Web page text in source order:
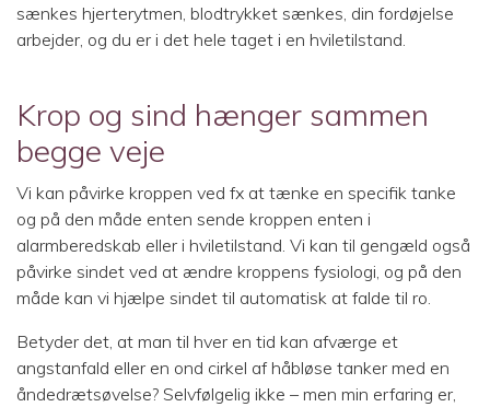
sænkes hjerterytmen, blodtrykket sænkes, din fordøjelse
arbejder, og du er i det hele taget i en hviletilstand.
Krop og sind hænger sammen
begge veje
Vi kan påvirke kroppen ved fx at tænke en specifik tanke
og på den måde enten sende kroppen enten i
alarmberedskab eller i hviletilstand. Vi kan til gengæld også
påvirke sindet ved at ændre kroppens fysiologi, og på den
måde kan vi hjælpe sindet til automatisk at falde til ro.
Betyder det, at man til hver en tid kan afværge et
angstanfald eller en ond cirkel af håbløse tanker med en
åndedrætsøvelse? Selvfølgelig ikke – men min erfaring er,